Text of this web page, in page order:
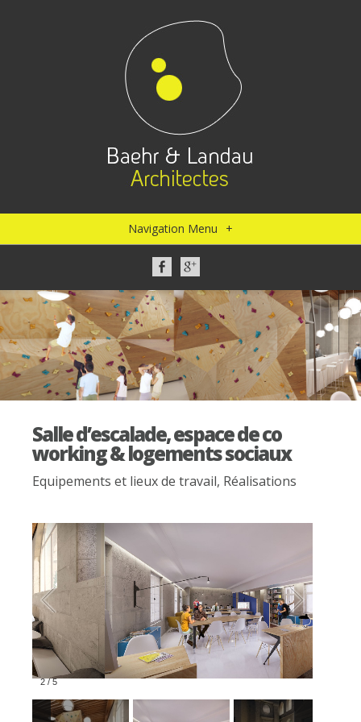
Navigation Menu +
Salle d’escalade, espace de co
working & logements sociaux
Equipements et lieux de travail, Réalisations
2/5